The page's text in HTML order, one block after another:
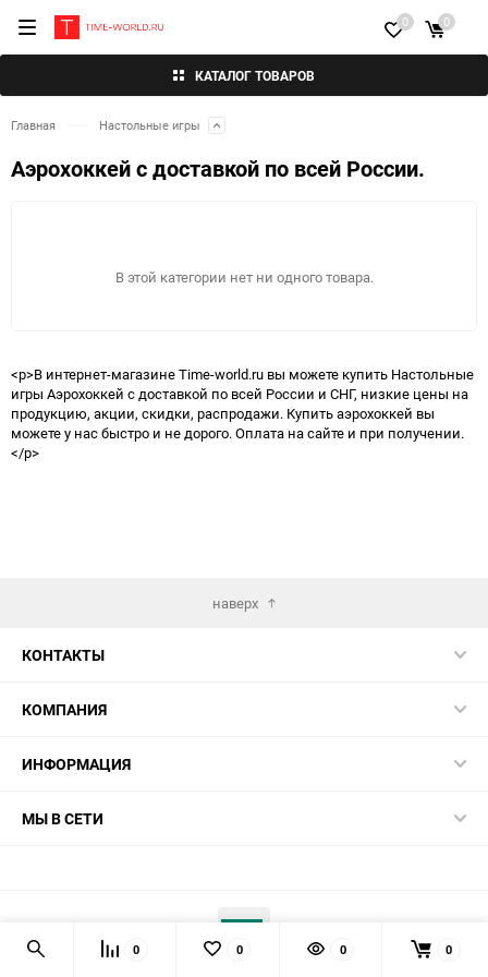
КАТАЛОГ ТОВАРОВ
0 0
Главная Настольные игры
Аэрохоккей с доставкой по всей России.
В этой категории нет ни одного товара.
<p>В интернет-магазине Time-world.ru вы можете купить Настольные
игры Аэрохоккей с доставкой по всей России и СНГ, низкие цены на
продукцию, акции, скидки, распродажи. Купить аэрохоккей вы
можете у нас быстро и не дорого. Оплата на сайте и при получении.
</p>
наверх
КОНТАКТЫ
КОМПАНИЯ
ИНФОРМАЦИЯ
МЫ В СЕТИ
0 0 0 0